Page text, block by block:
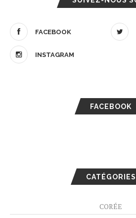
FACEBOOK
INSTAGRAM
FACEBOOK
CATÉGORIES
CORÉE